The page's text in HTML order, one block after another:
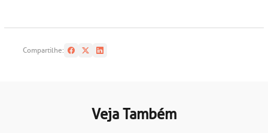
Compartilhe:
Veja Também